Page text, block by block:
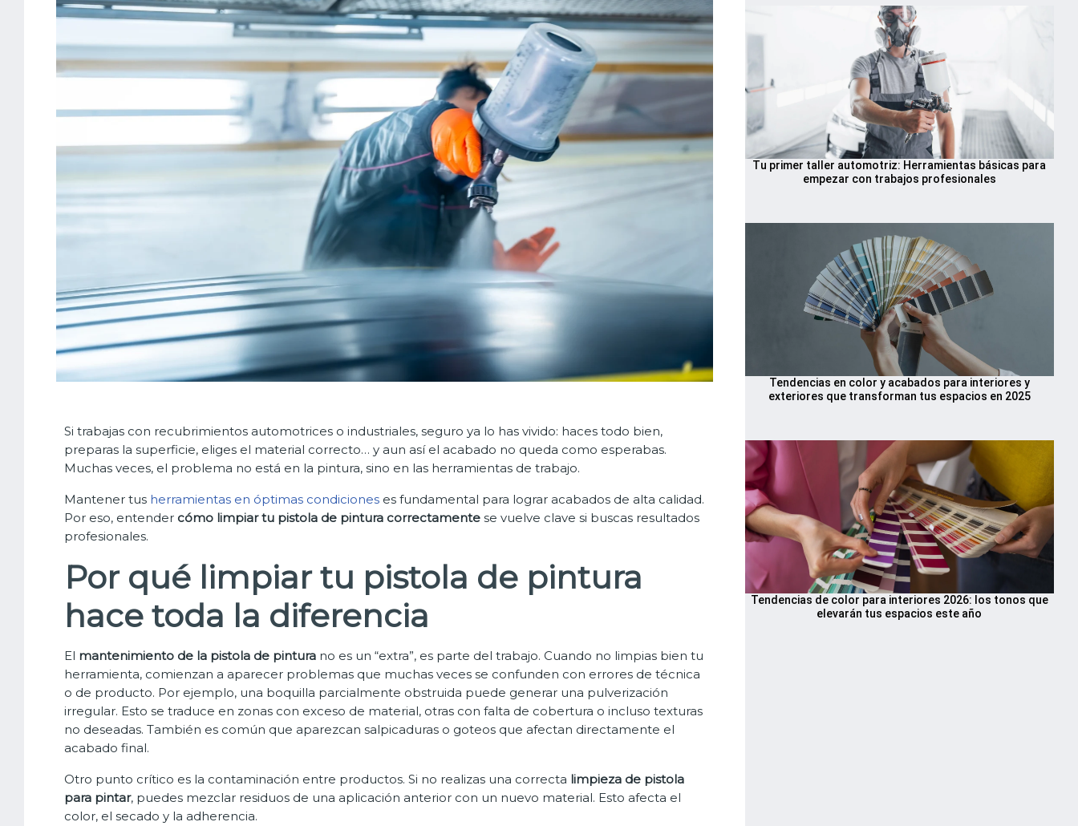
Si trabajas con recubrimientos automotrices o industriales, seguro ya lo has vivido: haces todo bien,
preparas la superficie, eliges el material correcto… y aun así el acabado no queda como esperabas.
Muchas veces, el problema no está en la pintura, sino en las herramientas de trabajo.
Mantener tus herramientas en óptimas condiciones es fundamental para lograr acabados de alta calidad.
Por eso, entender cómo limpiar tu pistola de pintura correctamente se vuelve clave si buscas resultados
profesionales.
Por qué limpiar tu pistola de pintura
hace toda la diferencia
El mantenimiento de la pistola de pintura no es un “extra”, es parte del trabajo. Cuando no limpias bien tu
herramienta, comienzan a aparecer problemas que muchas veces se confunden con errores de técnica
o de producto. Por ejemplo, una boquilla parcialmente obstruida puede generar una pulverización
irregular. Esto se traduce en zonas con exceso de material, otras con falta de cobertura o incluso texturas
no deseadas. También es común que aparezcan salpicaduras o goteos que afectan directamente el
acabado final.
Otro punto crítico es la contaminación entre productos. Si no realizas una correcta limpieza de pistola
para pintar, puedes mezclar residuos de una aplicación anterior con un nuevo material. Esto afecta el
color, el secado y la adherencia.
Tu primer taller automotriz: Herramientas básicas para
empezar con trabajos profesionales
Tendencias en color y acabados para interiores y
exteriores que transforman tus espacios en 2025
Tendencias de color para interiores 2026: los tonos que
elevarán tus espacios este año